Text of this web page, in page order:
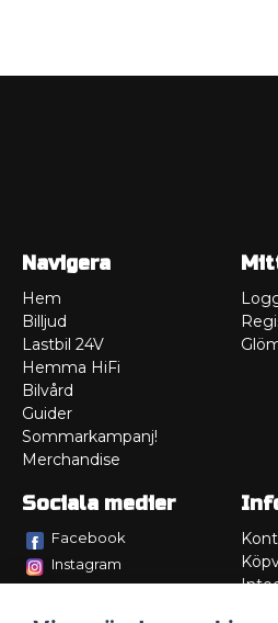
Navigera
Hem
Billjud
Lastbil 24V
Hemma HiFi
Bilvård
Guider
Sommarkampanj!
Merchandise
Sociala medier
Facebook
Instagram